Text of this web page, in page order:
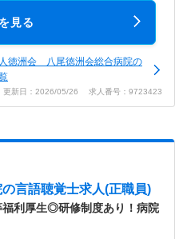
見る
徳洲会 八尾徳洲会総合病院の
更新日：2026/05/26 求人番号：9723423
の言語聴覚士求人(正職員)
福利厚生◎研修制度あり！病院